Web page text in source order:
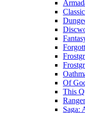
Of
This
Saga: